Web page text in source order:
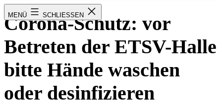
MENÜ SCHLIESSEN
Corona-Schutz: vor
Betreten der ETSV-Halle
bitte Hände waschen
oder desinfizieren